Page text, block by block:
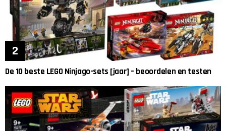
De 10 beste LEGO Ninjago-sets [jaar] – beoordelen en testen